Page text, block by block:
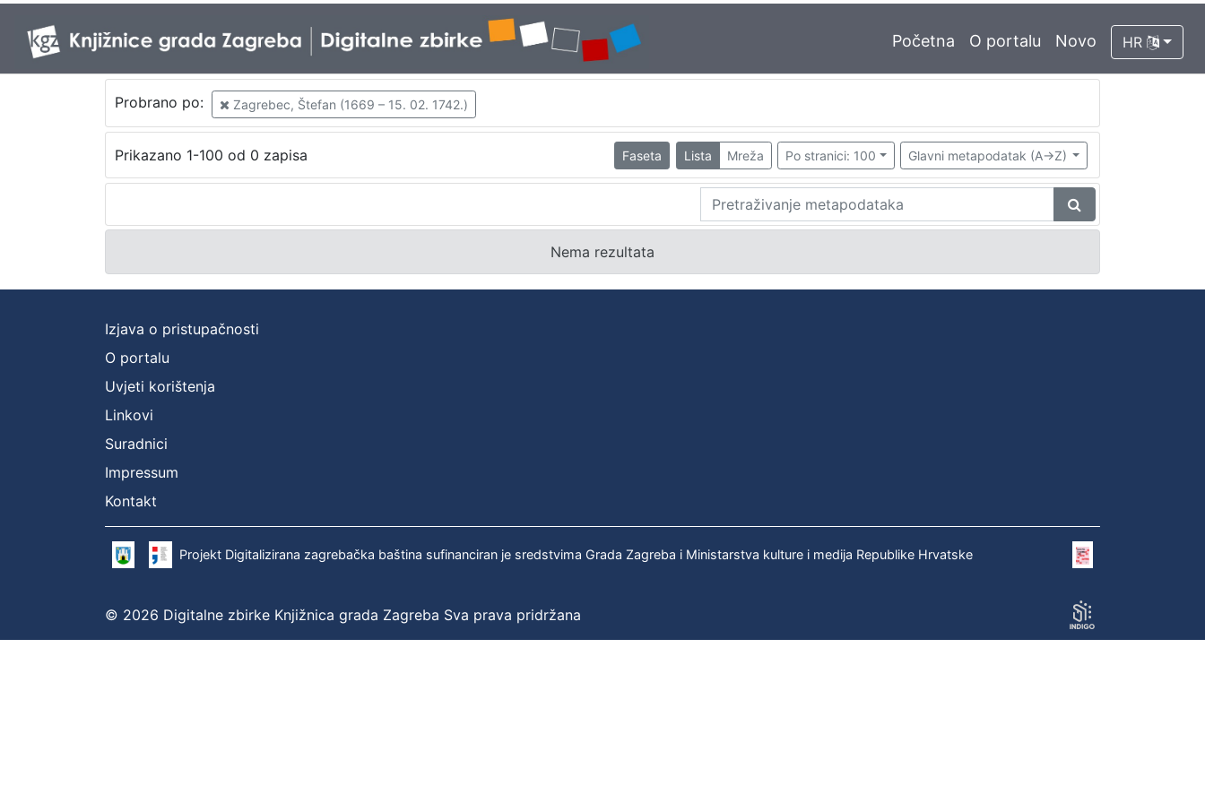
Početna O portalu Novo HR
Probrano po: Zagrebec, Štefan (1669 – 15. 02. 1742.)
Prikazano 1-100 od 0 zapisa Faseta Lista Mreža Po stranici: 100 Glavni metapodatak (A->Z)
Nema rezultata
Izjava o pristupačnosti
O portalu
Uvjeti korištenja
Linkovi
Suradnici
Impressum
Kontakt
Projekt Digitalizirana zagrebačka baština sufinanciran je sredstvima Grada Zagreba i Ministarstva kulture i medija Republike Hrvatske
© 2026 Digitalne zbirke Knjižnica grada Zagreba Sva prava pridržana